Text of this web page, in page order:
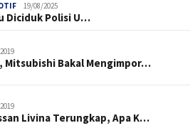
19/08/2025
Diciduk Polisi U…
Mitsubishi Bakal Mengimpor…
Livina Terungkap, Apa K…